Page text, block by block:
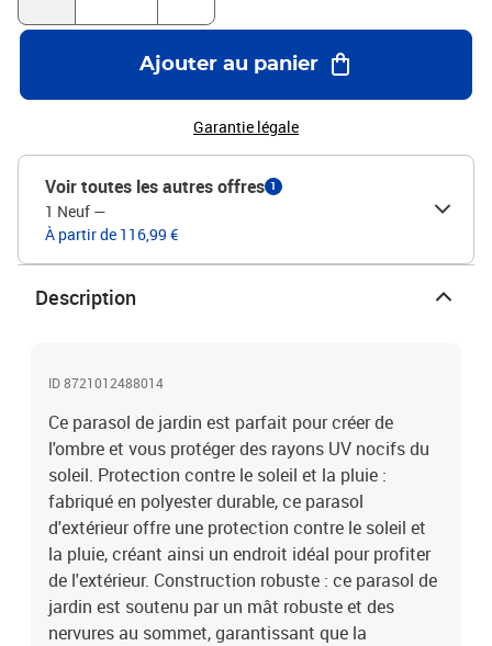
blancMatériau : tissu (100 % polyester), acier , pailleDimensions :
290 x 290 x 238 cm (L x l x H)Diamètre du mât : 48 mmDimensions
de la base en forme de croix : 100 x 100 cm (L x l)Avec système à
manivelleComprend un dessus en paille à 6 couchesAssemblage
Ajouter au panier
Garantie légale
Voir toutes les autres offres 1
1 Neuf —
À partir de 116,99 €
Description
ID 8721012488014
Ce parasol de jardin est parfait pour créer de
l'ombre et vous protéger des rayons UV nocifs du
soleil. Protection contre le soleil et la pluie :
fabriqué en polyester durable, ce parasol
d'extérieur offre une protection contre le soleil et
la pluie, créant ainsi un endroit idéal pour profiter
de l'extérieur. Construction robuste : ce parasol de
jardin est soutenu par un mât robuste et des
nervures au sommet, garantissant que la